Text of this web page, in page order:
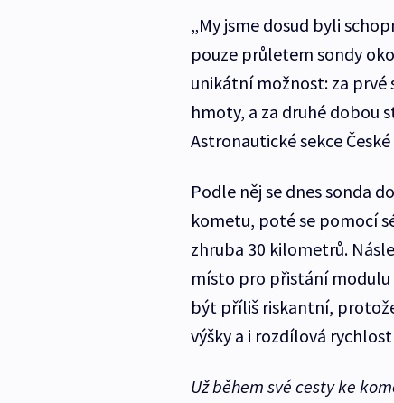
„My jsme dosud byli
pouze průletem sondy
unikátní možnost: za prvé
hmoty, a za druhé dobou
Astronautické sekce
Podle něj se dnes sonda
kometu, poté se pomocí
zhruba 30 kilometrů.
místo pro přistání
být příliš riskantní,
výšky a i rozdílová
Už během své cesty ke